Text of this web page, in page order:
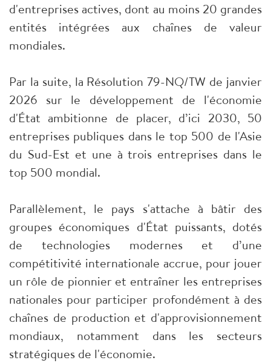
d'entreprises actives, dont au moins 20 grandes
entités intégrées aux chaînes de valeur
mondiales.
Par la suite, la Résolution 79-NQ/TW de janvier
2026 sur le développement de l'économie
d'État ambitionne de placer, d’ici 2030, 50
entreprises publiques dans le top 500 de l'Asie
du Sud-Est et une à trois entreprises dans le
top 500 mondial.
Parallèlement, le pays s'attache à bâtir des
groupes économiques d'État puissants, dotés
de technologies modernes et d’une
compétitivité internationale accrue, pour jouer
un rôle de pionnier et entraîner les entreprises
nationales pour participer profondément à des
chaînes de production et d'approvisionnement
mondiaux, notamment dans les secteurs
stratégiques de l'économie.